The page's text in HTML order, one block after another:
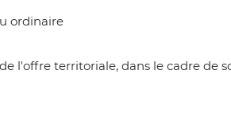
ordinaire
l'offre territoriale, dans le cadre de